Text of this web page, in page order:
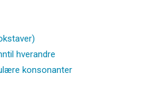
hverandre
konsonanter